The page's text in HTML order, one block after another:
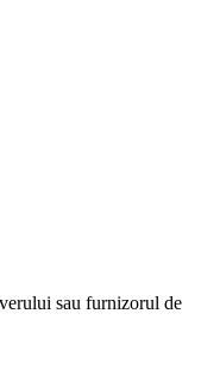
sau furnizorul de